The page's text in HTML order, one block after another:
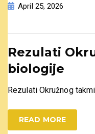
April 25, 2026
Rezulati
biologije
Rezulati Okružnog
READ MORE